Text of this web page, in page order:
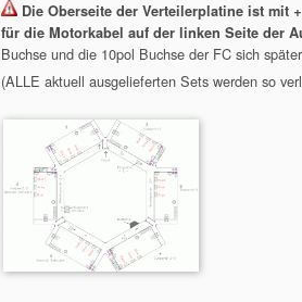
Die Oberseite der Verteilerplatine ist mit +
für die Motorkabel auf der linken Seite der
Buchse und die 10pol Buchse der FC sich
(ALLE aktuell ausgelieferten Sets werden so